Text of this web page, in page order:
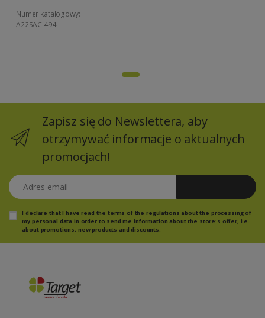
Numer katalogowy:
A22SAC 494
Zapisz się do Newslettera, aby
otrzymywać informacje o aktualnych
promocjach!
Adres email
I declare that I have read the terms of the regulations about the processing of
my personal data in order to send me information about the store's offer, i.e.
about promotions, new products and discounts.